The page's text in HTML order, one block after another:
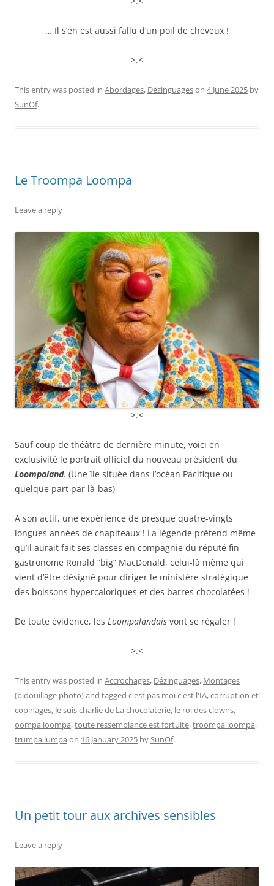
… Il s’en est aussi fallu d’un poil de cheveux !
>.<
This entry was posted in Abordages, Dézinguageson 4 June 2025 by
SunOf.
Le Troompa Loompa
Leave a reply
>.<
Sauf coup de théâtre de dernière minute, voici en
exclusivité le portrait officiel du nouveau président du
Loompaland. (Une île située dans l’océan Pacifique ou
quelque part par là-bas)
A son actif, une expérience de presque quatre-vingts
longues années de chapiteaux ! La légende prétend même
qu’il aurait fait ses classes en compagnie du réputé fin
gastronome Ronald “big” MacDonald, celui-là même qui
vient d’être désigné pour diriger le ministère stratégique
des boissons hypercaloriques et des barres chocolatées !
De toute évidence, les Loompalandais vont se régaler !
>.<
This entry was posted in Accrochages, Dézinguages, Montages
(bidouillage photo)and tagged c'est pas moi c'est l'IA,corruption et
copinages, Je suis charlie de La chocolaterie, le roi des clowns,
oompa loompa,toute ressemblance est fortuite,troompa loompa,
trumpa lumpa on 16 January 2025 bySunOf.
Un petit tour aux archives sensibles
Leave a reply